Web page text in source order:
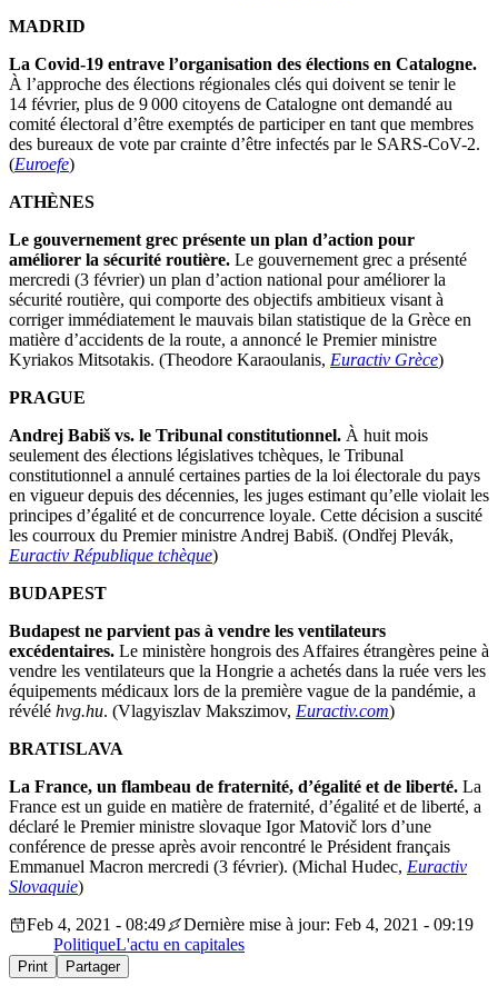
MADRID
La Covid-19 entrave l’organisation des élections en Catalogne.
À l’approche des élections régionales clés qui doivent se tenir le
14 février, plus de 9 000 citoyens de Catalogne ont demandé au
comité électoral d’être exemptés de participer en tant que membres
des bureaux de vote par crainte d’être infectés par le SARS-CoV-2.
(Euroefe)
ATHÈNES
Le gouvernement grec présente un plan d’action pour
améliorer la sécurité routière. Le gouvernement grec a présenté
mercredi (3 février) un plan d’action national pour améliorer la
sécurité routière, qui comporte des objectifs ambitieux visant à
corriger immédiatement le mauvais bilan statistique de la Grèce en
matière d’accidents de la route, a annoncé le Premier ministre
Kyriakos Mitsotakis. (Theodore Karaoulanis, Euractiv Grèce)
PRAGUE
Andrej Babiš vs. le Tribunal constitutionnel. À huit mois
seulement des élections législatives tchèques, le Tribunal
constitutionnel a annulé certaines parties de la loi électorale du pays
en vigueur depuis des décennies, les juges estimant qu’elle violait les
principes d’égalité et de concurrence loyale. Cette décision a suscité
les courroux du Premier ministre Andrej Babiš. (Ondřej Plevák,
Euractiv République tchèque)
BUDAPEST
Budapest ne parvient pas à vendre les ventilateurs
excédentaires. Le ministère hongrois des Affaires étrangères peine à
vendre les ventilateurs que la Hongrie a achetés dans la ruée vers les
équipements médicaux lors de la première vague de la pandémie, a
révélé hvg.hu. (Vlagyiszlav Makszimov, Euractiv.com)
BRATISLAVA
La France, un flambeau de fraternité, d’égalité et de liberté. La
France est un guide en matière de fraternité, d’égalité et de liberté, a
déclaré le Premier ministre slovaque Igor Matovič lors d’une
conférence de presse après avoir rencontré le Président français
Emmanuel Macron mercredi (3 février). (Michal Hudec, Euractiv
Slovaquie)
Feb 4, 2021 - 08:49
Dernière mise à jour: Feb 4, 2021 - 09:19
PolitiqueL'actu en capitales
Print Partager